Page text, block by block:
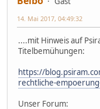
14. Mai 2017, 04:49:32
....mit Hinweis auf
Titelbemühungen:
https://
rechtliche-
Unser Forum: